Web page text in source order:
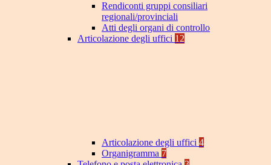
Rendiconti gruppi consiliari
regionali/provinciali
Atti degli organi di controllo
Articolazione degli uffici 12
Articolazione degli uffici 4
Organigramma 7